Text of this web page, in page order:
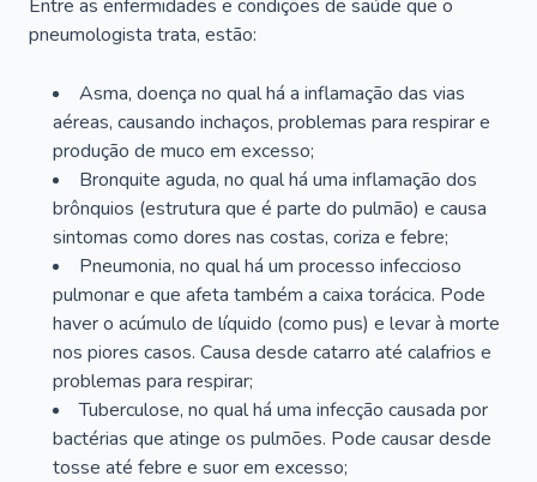
Entre as enfermidades e condições de saúde que o
pneumologista trata, estão:
Asma, doença no qual há a inflamação das vias
aéreas, causando inchaços, problemas para respirar e
produção de muco em excesso;
Bronquite aguda, no qual há uma inflamação dos
brônquios (estrutura que é parte do pulmão) e causa
sintomas como dores nas costas, coriza e febre;
Pneumonia, no qual há um processo infeccioso
pulmonar e que afeta também a caixa torácica. Pode
haver o acúmulo de líquido (como pus) e levar à morte
nos piores casos. Causa desde catarro até calafrios e
problemas para respirar;
Tuberculose, no qual há uma infecção causada por
bactérias que atinge os pulmões. Pode causar desde
tosse até febre e suor em excesso;